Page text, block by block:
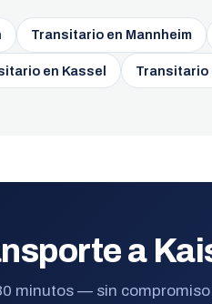
Transitario en Mannheim
en Kassel Transitario
a
minutos — sin